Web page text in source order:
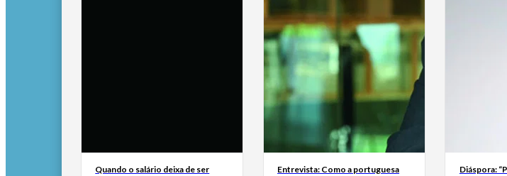
Quando o salário deixa de ser
Entrevista: Como a portuguesa
Diáspora: